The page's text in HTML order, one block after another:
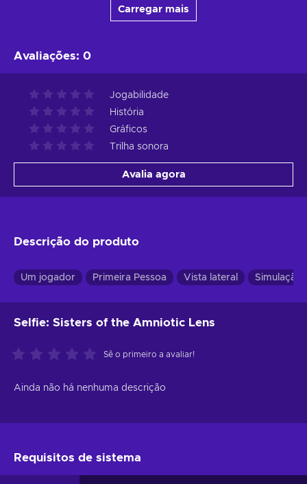
Carregar mais
Avaliações: 0
Jogabilidade
História
Gráficos
Trilha sonora
Avalia agora
Descrição do produto
Um jogador Primeira Pessoa Vista lateral Simulação
Selfie: Sisters of the Amniotic Lens
Sê o primeiro a avaliar!
Ainda não há nenhuma descrição
Requisitos de sistema